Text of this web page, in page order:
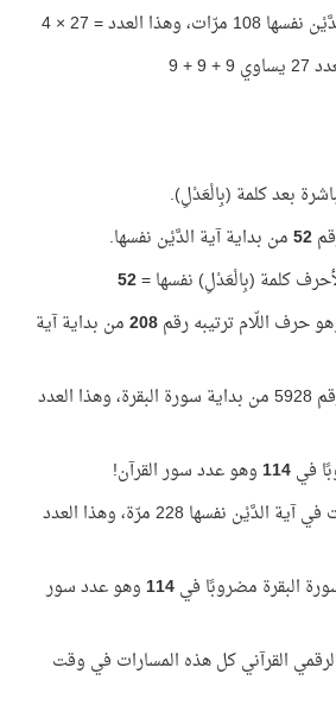
العدد = 27 × 4
+ 9
بعد كلمة (بِالْعَدْلِ).
52من بداية آية الدَّيْن نفسها.
كلمة (بِالْعَدْلِ) نفسها =52
حرف اللّام ترتيبه رقم208من بداية آية
كلمة (بِالْعَدْلِ) هي الكلمة رقم 5928 من بداية سورة البقرة، وهذا العدد
في114وهو عدد سور القرآن!
أحرف كلمة (بِالْعَدْلِ) تكرّرت في آية الدَّيْن نفسها 228 مرّة، وهذا العدد
114وهو عدد سور
القرآني كل هذه المسارات في وقت